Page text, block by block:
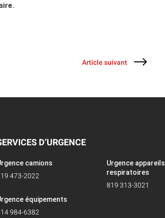
Article suivant
D’URGENCE
camions
473-2022
équipements
984-6382
Urgence appareils
respiratoires
819 313-3021